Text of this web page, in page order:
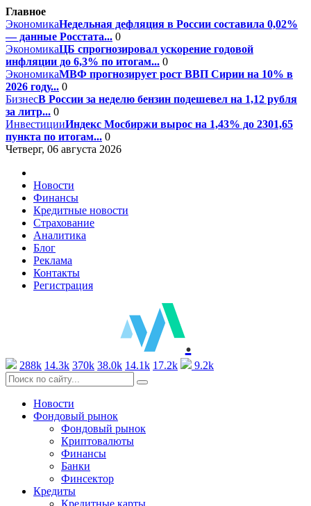
Главное
ЭкономикаНедельная дефляция в России составила 0,02%
— данные Росстата... 0
ЭкономикаЦБ спрогнозировал ускорение годовой
инфляции до 6,3% по итогам... 0
ЭкономикаМВФ прогнозирует рост ВВП Сирии на 10% в
2026 году... 0
БизнесВ России за неделю бензин подешевел на 1,12 рубля
за литр... 0
ИнвестицииИндекс Мосбиржи вырос на 1,43% до 2301,65
пункта по итогам... 0
Четверг, 06 августа 2026
Новости
Финансы
Кредитные новости
Страхование
Аналитика
Блог
Реклама
Контакты
Регистрация
.
288k 14.3k 370k 38.0k 14.1k 17.2k 9.2k
Новости
Фондовый рынок
Фондовый рынок
Криптовалюты
Финансы
Банки
Финсектор
Кредиты
Кредитные карты